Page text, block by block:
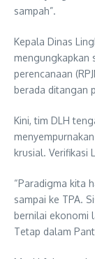
sampah”.
Kepala Dinas
mengungkapkan
perencanaan
berada ditangan
Kini, tim DLH
krusial. Verifikasi
“Paradigma kita
sampai ke TPA.
bernilai ekonomi
Tetap dalam